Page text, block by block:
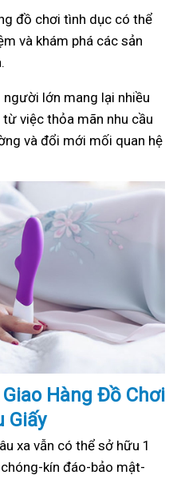
đồ chơi tình dục có thể
và khám phá các sản
lớn mang lại nhiều
việc thỏa mãn nhu cầu
và đổi mới mối quan hệ
Hàng Đồ Chơi
Giấy
xa vẫn có thể sở hữu 1
kín đáo-bảo mật-